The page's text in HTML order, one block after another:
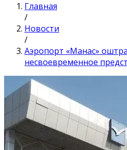
Главная
/
Новости
/
Аэропорт «Манас»
несвоевременное